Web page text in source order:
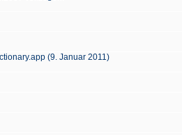
(9. Januar 2011)